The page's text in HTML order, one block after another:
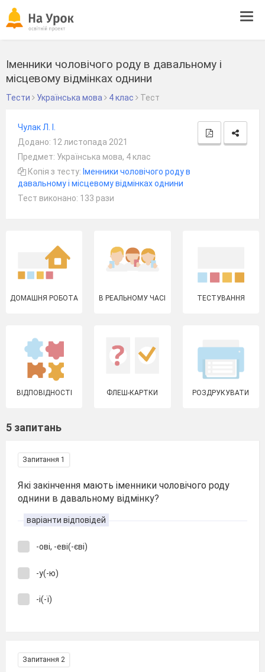
Іменники чоловічого роду в давальному і
місцевому відмінках однини
Тести Українська мова 4 клас Тест
Чулак Л. І.
Додано: 12 листопада 2021
Предмет: Українська мова, 4 клас
Копія з тесту: Іменники чоловічого роду в
давальному і місцевому відмінках однини
Тест виконано: 133 рази
ДОМАШНЯ РОБОТА В РЕАЛЬНОМУ ЧАСІ ТЕСТУВАННЯ
ВІДПОВІДНОСТІ ФЛЕШ-КАРТКИ РОЗДРУКУВАТИ
5 запитань
Запитання 1
Які закінчення мають іменники чоловічого роду
однини в давальному відмінку?
варіанти відповідей
-ові, -еві(-єві)
-у(-ю)
-і(-ї)
Запитання 2